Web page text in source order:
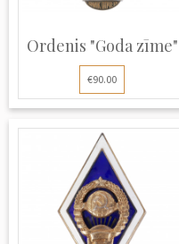
Ordenis "Goda zīme"
€90.00